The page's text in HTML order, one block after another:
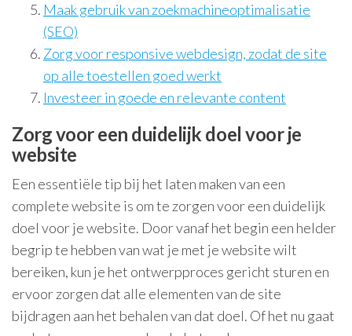
Maak gebruik van zoekmachineoptimalisatie
(SEO)
Zorg voor responsive webdesign, zodat de site
op alle toestellen goed werkt
Investeer in goede en relevante content
Zorg voor een duidelijk doel voor je
website
Een essentiële tip bij het laten maken van een
complete website is om te zorgen voor een duidelijk
doel voor je website. Door vanaf het begin een helder
begrip te hebben van wat je met je website wilt
bereiken, kun je het ontwerpproces gericht sturen en
ervoor zorgen dat alle elementen van de site
bijdragen aan het behalen van dat doel. Of het nu gaat